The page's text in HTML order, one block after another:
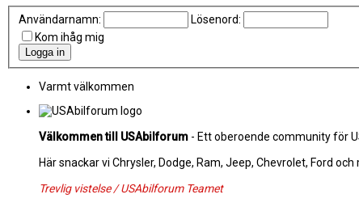
Användarnamn:
Lösenord:
Kom ihåg mig
Varmt välkommen
Välkommen till USAbilforum - Ett oberoende community för
Här snackar vi Chrysler, Dodge, Ram, Jeep, Chevrolet, Ford
Trevlig vistelse / USAbilforum Teamet